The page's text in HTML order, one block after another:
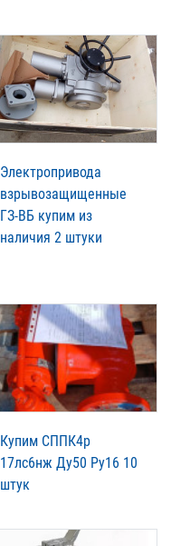
Электропривода
взрывозащищенные
ГЗ-ВБ купим из
наличия 2 штуки
Купим СППК4р
17лс6нж Ду50 Ру16 10
штук